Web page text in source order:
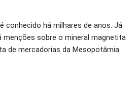
conhecido há milhares de anos. Já
menções sobre o mineral magnetita
de mercadorias da Mesopotâmia.